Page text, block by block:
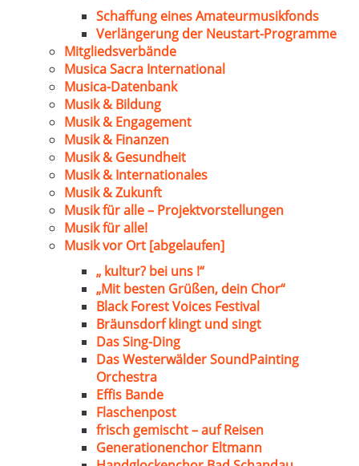
Schaffung eines Amateurmusikfonds
Verlängerung der Neustart-Programme
Mitgliedsverbände
Musica Sacra International
Musica-Datenbank
Musik & Bildung
Musik & Engagement
Musik & Finanzen
Musik & Gesundheit
Musik & Internationales
Musik & Zukunft
Musik für alle – Projektvorstellungen
Musik für alle!
Musik vor Ort [abgelaufen]
„ kultur? bei uns !“
„Mit besten Grüßen, dein Chor“
Black Forest Voices Festival
Bräunsdorf klingt und singt
Das Sing-Ding
Das Westerwälder SoundPainting
Orchestra
Effis Bande
Flaschenpost
frisch gemischt – auf Reisen
Generationenchor Eltmann